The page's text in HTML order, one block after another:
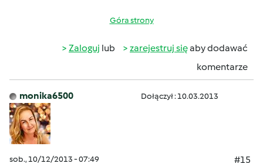
Góra strony
Zaloguj lub zarejestruj sięaby dodawać
komentarze
monika6500 Dołączył : 10.03.2013
sob., 10/12/2013 - 07:49
#15